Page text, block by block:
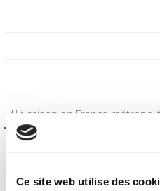
Ce site web utilise des
*Livraison en France
J'accepte les